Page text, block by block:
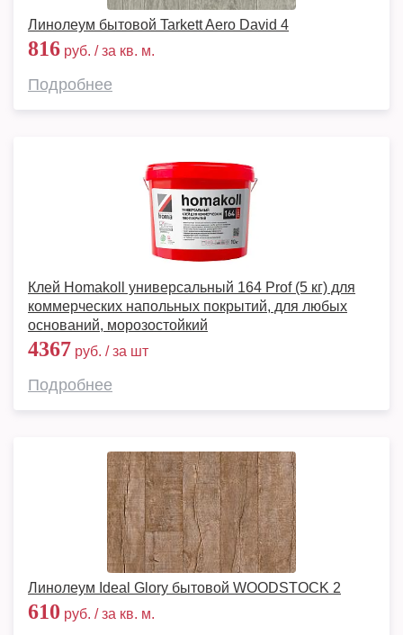
Линолеум бытовой Tarkett Aero David 4
816 руб. / за кв. м.
Подробнее
Клей Homakoll универсальный 164 Prof (5 кг) для
коммерческих напольных покрытий, для любых
оснований, морозостойкий
4367 руб. / за шт
Подробнее
Линолеум Ideal Glory бытовой WOODSTOCK 2
610 руб. / за кв. м.